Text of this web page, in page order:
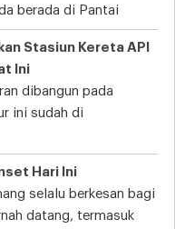
berada di Pantai
Stasiun Kereta API
Ini
dibangun pada
ini sudah di
Hari Ini
selalu berkesan bagi
datang, termasuk